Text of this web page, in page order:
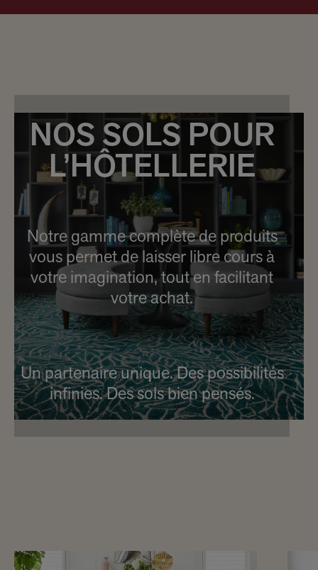
NOS SOLS POUR
L’HÔTELLERIE
Notre gamme complète de produits
vous permet de laisser libre cours à
votre imagination, tout en facilitant
votre achat.
Un partenaire unique. Des possibilités
infinies. Des sols bien pensés.